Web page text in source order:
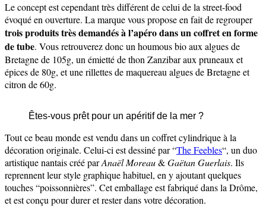
Le concept est cependant très différent de celui de la street-food
évoqué en ouverture. La marque vous propose en fait de regrouper
trois produits très demandés à l’apéro dans un coffret en forme
de tube. Vous retrouverez donc un houmous bio aux algues de
Bretagne de 105g, un émietté de thon Zanzibar aux pruneaux et
épices de 80g, et une rillettes de maquereau algues de Bretagne et
citron de 60g.
Êtes-vous prêt pour un apéritif de la mer ?
Tout ce beau monde est vendu dans un coffret cylindrique à la
décoration originale. Celui-ci est dessiné par “The Feebles“, un duo
artistique nantais créé parAnaël Moreau&Gaëtan Guerlais. Ils
reprennent leur style graphique habituel, en y ajoutant quelques
touches “poissonnières”. Cet emballage est fabriqué dans la Drôme,
et est conçu pour durer et rester dans votre décoration.